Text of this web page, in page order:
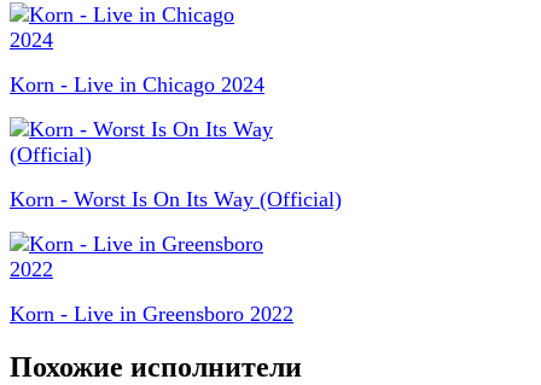
Korn - Live in Chicago 2024
Korn - Worst Is On Its Way (Official)
Korn - Live in Greensboro 2022
Похожие исполнители